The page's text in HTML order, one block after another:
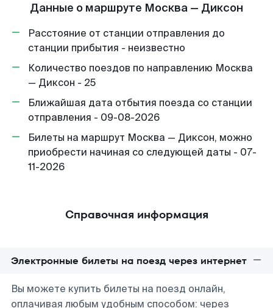
Данные о маршруте Москва — Диксон
Расстояние от станции отправления до
станции прибытия - неизвестно
Количество поездов по направлению Москва
— Диксон - 25
Ближайшая дата отбытия поезда со станции
отправления - 09-08-2026
Билеты на маршрут Москва — Диксон, можно
приобрести начиная со следующей даты - 07-
11-2026
Справочная информация
Электронные билеты на поезд через интернет
Вы можете купить билеты на поезд онлайн,
оплачивая любым удобным способом: через